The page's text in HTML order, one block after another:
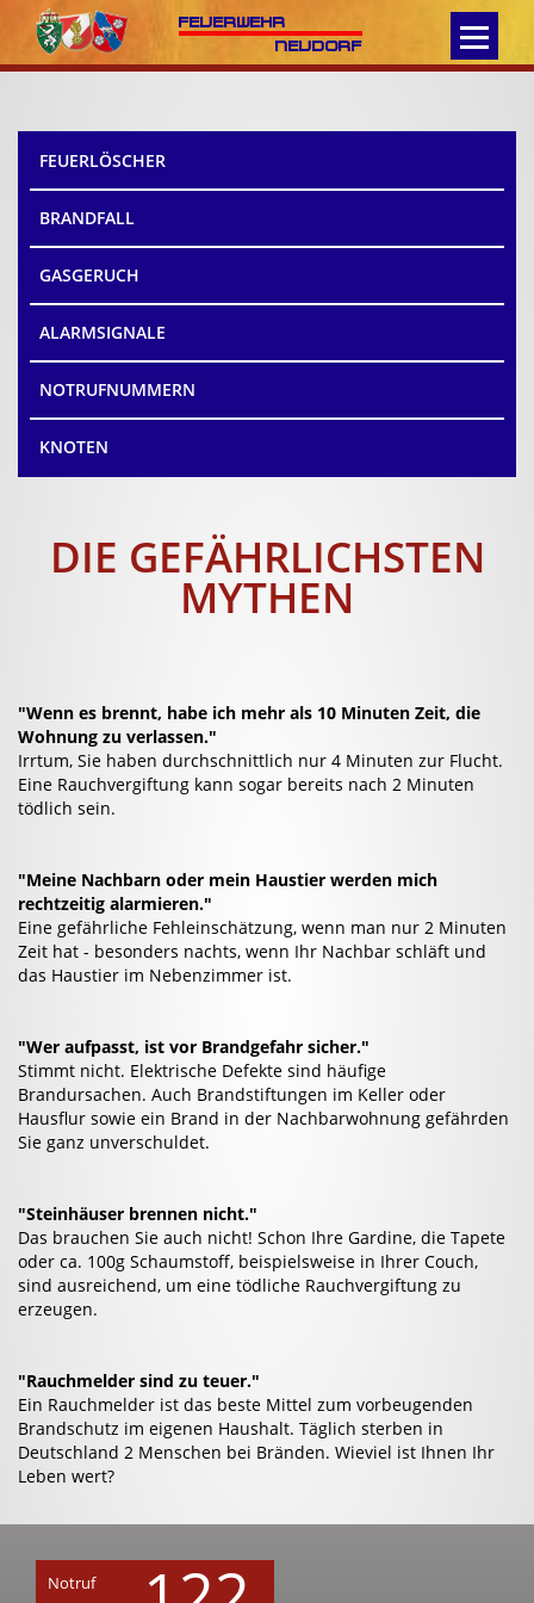
FEUERWEHR
NEUDORF
FEUERLÖSCHER
BRANDFALL
GASGERUCH
ALARMSIGNALE
NOTRUFNUMMERN
KNOTEN
DIE GEFÄHRLICHSTEN
MYTHEN
"Wenn es brennt, habe ich mehr als 10 Minuten Zeit, die
Wohnung zu verlassen."
Irrtum, Sie haben durchschnittlich nur 4 Minuten zur Flucht.
Eine Rauchvergiftung kann sogar bereits nach 2 Minuten
tödlich sein.
"Meine Nachbarn oder mein Haustier werden mich
rechtzeitig alarmieren."
Eine gefährliche Fehleinschätzung, wenn man nur 2 Minuten
Zeit hat - besonders nachts, wenn Ihr Nachbar schläft und
das Haustier im Nebenzimmer ist.
"Wer aufpasst, ist vor Brandgefahr sicher."
Stimmt nicht. Elektrische Defekte sind häufige
Brandursachen. Auch Brandstiftungen im Keller oder
Hausflur sowie ein Brand in der Nachbarwohnung gefährden
Sie ganz unverschuldet.
"Steinhäuser brennen nicht."
Das brauchen Sie auch nicht! Schon Ihre Gardine, die Tapete
oder ca. 100g Schaumstoff, beispielsweise in Ihrer Couch,
sind ausreichend, um eine tödliche Rauchvergiftung zu
erzeugen.
"Rauchmelder sind zu teuer."
Ein Rauchmelder ist das beste Mittel zum vorbeugenden
Brandschutz im eigenen Haushalt. Täglich sterben in
Deutschland 2 Menschen bei Bränden. Wieviel ist Ihnen Ihr
Leben wert?
Notruf